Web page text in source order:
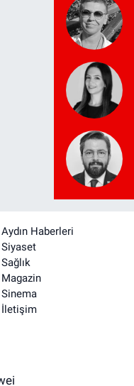
Aydın Haberleri
Siyaset
Sağlık
Magazin
Sinema
İletişim